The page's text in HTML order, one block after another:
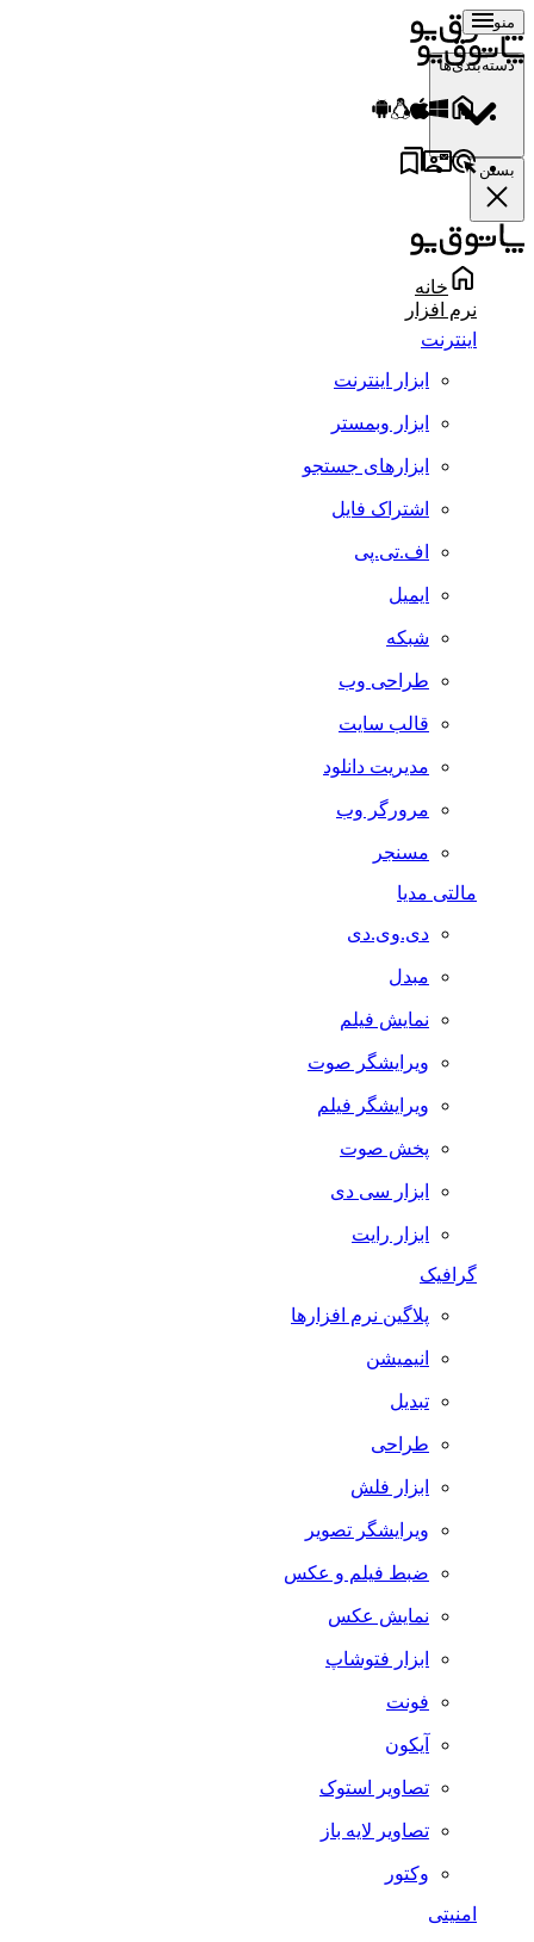
منو
دسته‌بندی‌ها
بستن
خانه
نرم افزار
اینترنت
ابزار اینترنت
ابزار وبمستر
ابزارهای جستجو
اشتراک فایل
اف.تی.پی
ایمیل
شبکه
طراحی وب
قالب سایت
مدیریت دانلود
مرورگر وب
مسنجر
مالتی مدیا
دی.وی.دی
مبدل
نمایش فیلم
ویرایشگر صوت
ویرایشگر فیلم
پخش صوت
ابزار سی دی
ابزار رایت
گرافیک
پلاگین نرم افزارها
انیمیشن
تبدیل
طراحی
ابزار فلش
ویرایشگر تصویر
ضبط فيلم و عكس
نمایش عکس
ابزار فتوشاپ
فونت
آیکون
تصاویر استوک
تصاویر لایه باز
وکتور
امنیتی